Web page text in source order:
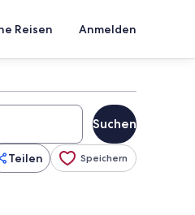
Reisen Anmelden
Suchen
Teilen Speichern